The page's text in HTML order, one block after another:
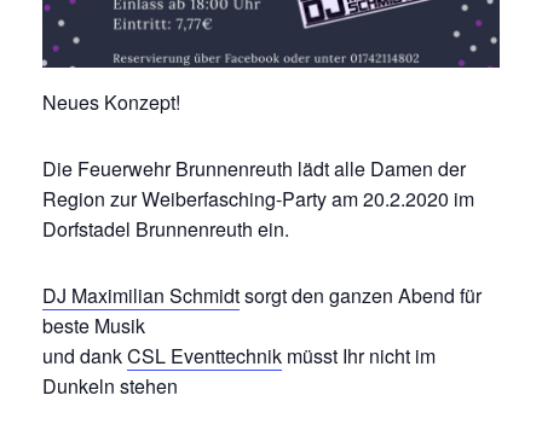
Neues Konzept!
Die Feuerwehr Brunnenreuth lädt alle Damen der
Region zur Weiberfasching-Party am 20.2.2020 im
Dorfstadel Brunnenreuth ein.
DJ Maximilian Schmidtsorgt den ganzen Abend für
beste Musik
und dankCSL Eventtechnik müsst Ihr nicht im
Dunkeln stehen